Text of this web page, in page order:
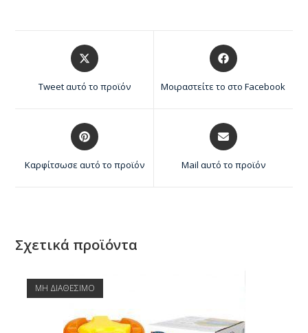
Tweet αυτό το προϊόν Μοιραστείτε το στο Facebook
Καρφίτσωσε αυτό το προϊόν Mail αυτό το προϊόν
Σχετικά προϊόντα
ΜΗ ΔΙΑΘΕΣΙΜΟ